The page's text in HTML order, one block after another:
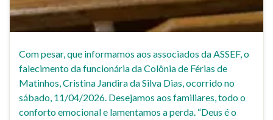
Com pesar, que informamos aos associados da ASSEF, o
falecimento da funcionária da Colônia de Férias de
Matinhos, Cristina Jandira da Silva Dias, ocorrido no
sábado, 11/04/2026. Desejamos aos familiares, todo o
conforto emocional e lamentamos a perda. “Deus é o